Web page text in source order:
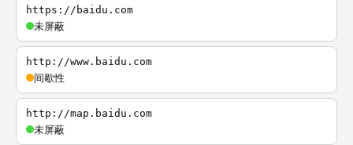
https://baidu.com
未屏蔽
http://www.baidu.com
间歇性
http://map.baidu.com
未屏蔽